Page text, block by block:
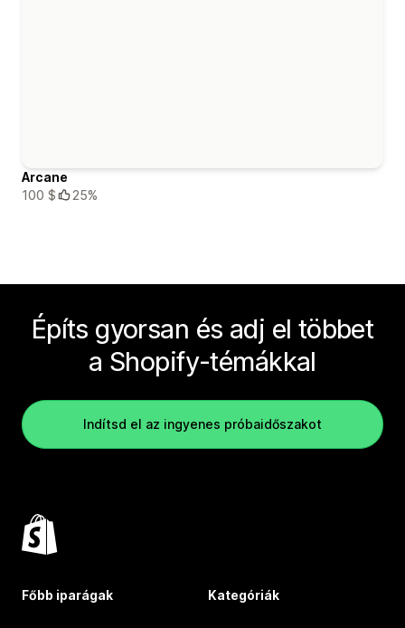
Arcane
100 $
25%
Építs gyorsan és adj el többet
a Shopify-témákkal
Indítsd el az ingyenes próbaidőszakot
Főbb iparágak Kategóriák